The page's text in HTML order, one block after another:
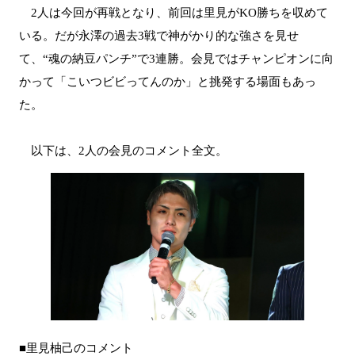
2人は今回が再戦となり、前回は里見がKO勝ちを収めて
いる。だが永澤の過去3戦で神がかり的な強さを見せ
て、“魂の納豆パンチ”で3連勝。会見ではチャンピオンに向
かって「こいつビビってんのか」と挑発する場面もあっ
た。
以下は、2人の会見のコメント全文。
■里見柚己のコメント